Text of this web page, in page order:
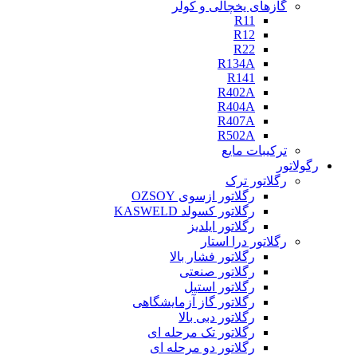
گازهای یخچالی و کولر
R11
R12
R22
R134A
R141
R402A
R404A
R407A
R502A
ترکیبات مایع
رگولاتور
رگلاتور ترک
رگلاتور ازسوی OZSOY
رگلاتور کسولد KASWELD
رگلاتور ایلدیز
رگلاتور درا استار
رگلاتور فشار بالا
رگلاتور صنعتی
رگلاتور استیل
رگلاتور گاز آزمایشگاهی
رگلاتور دبی بالا
رگلاتور تک مرحله ای
رگلاتور دو مرحله ای